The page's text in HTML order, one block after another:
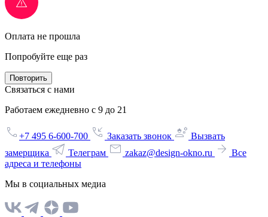
Оплата не прошла
Попробуйте еще раз
Повторить
Связаться с нами
Работаем ежедневно с 9 до 21
+7 495 6-600-700 Заказать звонок
Вызвать
замерщика
Телеграм zakaz@design-okno.ru
Все
адреса и телефоны
Мы в социальных медиа